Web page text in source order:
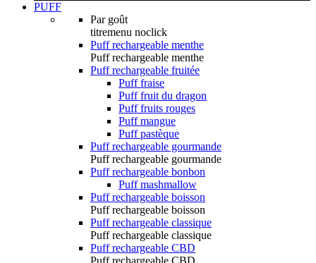
PUFF
Par goût
titremenu noclick
Puff rechargeable menthe
Puff rechargeable menthe
Puff rechargeable fruitée
Puff fraise
Puff fruit du dragon
Puff fruits rouges
Puff mangue
Puff pastèque
Puff rechargeable gourmande
Puff rechargeable gourmande
Puff rechargeable bonbon
Puff mashmallow
Puff rechargeable boisson
Puff rechargeable boisson
Puff rechargeable classique
Puff rechargeable classique
Puff rechargeable CBD
Puff rechargeable CBD